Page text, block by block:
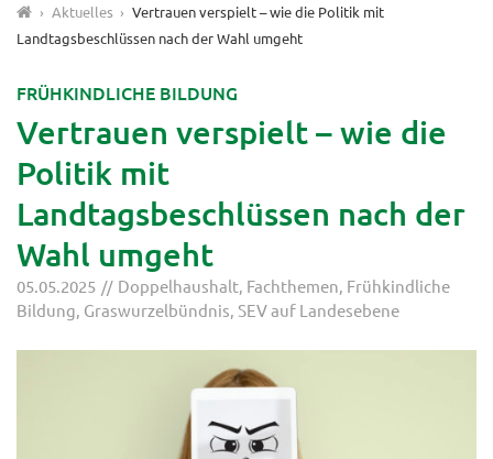
› Aktuelles › Vertrauen verspielt – wie die Politik mit
Landtagsbeschlüssen nach der Wahl umgeht
FRÜHKINDLICHE BILDUNG
Vertrauen verspielt – wie die
Politik mit
Landtagsbeschlüssen nach der
Wahl umgeht
05.05.2025 Doppelhaushalt, Fachthemen, Frühkindliche
Bildung, Graswurzelbündnis, SEV auf Landesebene